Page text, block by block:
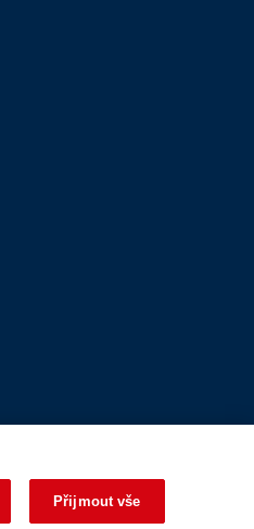
Přijmout vše